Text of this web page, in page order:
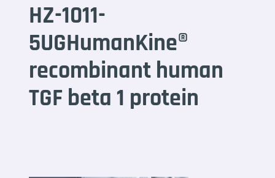
HZ-1011-
5UGHumanKine®
recombinant human
TGF beta 1 protein